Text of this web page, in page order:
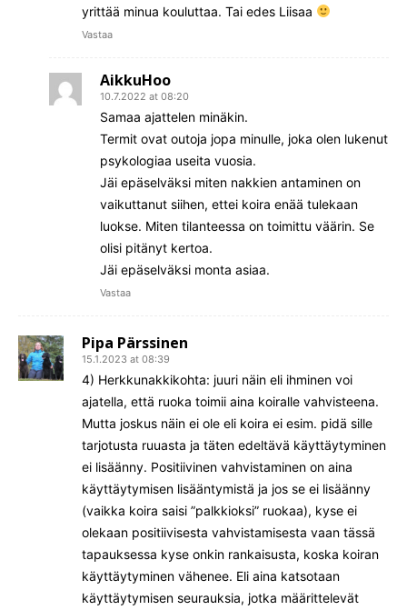
yrittää minua kouluttaa. Tai edes Liisaa
Vastaa
AikkuHoo
10.7.2022 at 08:20
Samaa ajattelen minäkin.
Termit ovat outoja jopa minulle, joka olen lukenut
psykologiaa useita vuosia.
Jäi epäselväksi miten nakkien antaminen on
vaikuttanut siihen, ettei koira enää tulekaan
luokse. Miten tilanteessa on toimittu väärin. Se
olisi pitänyt kertoa.
Jäi epäselväksi monta asiaa.
Vastaa
Pipa Pärssinen
15.1.2023 at 08:39
4) Herkkunakkikohta: juuri näin eli ihminen voi
ajatella, että ruoka toimii aina koiralle vahvisteena.
Mutta joskus näin ei ole eli koira ei esim. pidä sille
tarjotusta ruuasta ja täten edeltävä käyttäytyminen
ei lisäänny. Positiivinen vahvistaminen on aina
käyttäytymisen lisääntymistä ja jos se ei lisäänny
(vaikka koira saisi ”palkkioksi” ruokaa), kyse ei
olekaan positiivisesta vahvistamisesta vaan tässä
tapauksessa kyse onkin rankaisusta, koska koiran
käyttäytyminen vähenee. Eli aina katsotaan
käyttäytymisen seurauksia, jotka määrittelevät